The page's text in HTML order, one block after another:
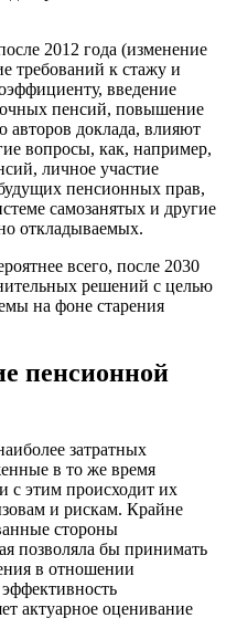
2012 года (изменение
требований к стажу и
введение
пенсий, повышение
авторов доклада, влияют
вопросы, как, например,
личное участие
пенсионных прав,
самозанятых и другие
откладываемых.
всего, после 2030
решений с целью
на фоне старения
пенсионной
затратных
в то же время
с этим происходит их
и рискам. Крайне
стороны
позволяла бы принимать
в отношении
актуарное оценивание